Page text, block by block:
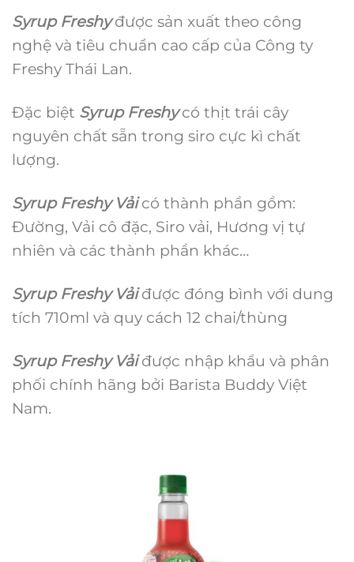
Syrup Freshyđược sản xuất theo công
nghệ và tiêu chuẩn cao cấp của Công ty
Freshy Thái Lan.
Đặc biệt Syrup Freshycó thịt trái cây
nguyên chất sẵn trong siro cực kì chất
lượng.
Syrup Freshy Vảicó thành phần gồm:
Đường, Vải cô đặc, Siro vải, Hương vị tự
nhiên và các thành phần khác…
Syrup Freshy Vảiđược đóng bình với dung
tích 710ml và quy cách 12 chai/thùng
Syrup Freshy Vảiđược nhập khẩu và phân
phối chính hãng bởi Barista Buddy Việt
Nam.